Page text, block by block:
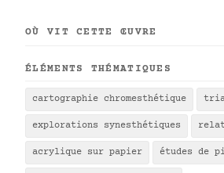
OÙ VIT CETTE ŒUVRE
ÉLÉMENTS THÉMATIQUES
cartographie chromesthétique
explorations synesthétiques
acrylique sur papier études de